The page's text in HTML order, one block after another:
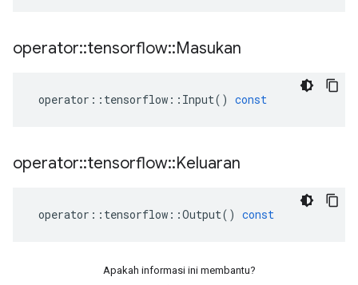
operator::tensorflow::Masukan
operator :: tensorflow :: Input() const
operator::tensorflow::Keluaran
operator :: tensorflow ::Output() const
Apakah informasi ini membantu?